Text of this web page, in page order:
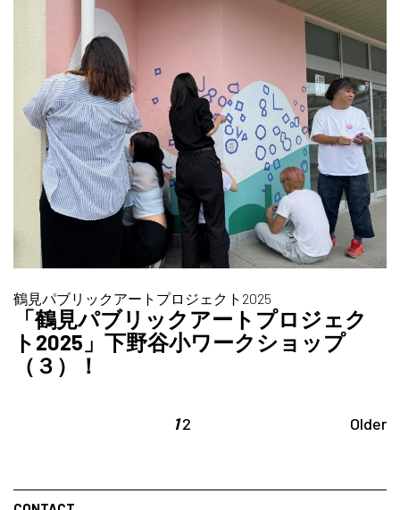
鶴見パブリックアートプロジェクト2025
「鶴見パブリックアートプロジェク
ト2025」下野谷小ワークショップ
（３）！
1 2 Older